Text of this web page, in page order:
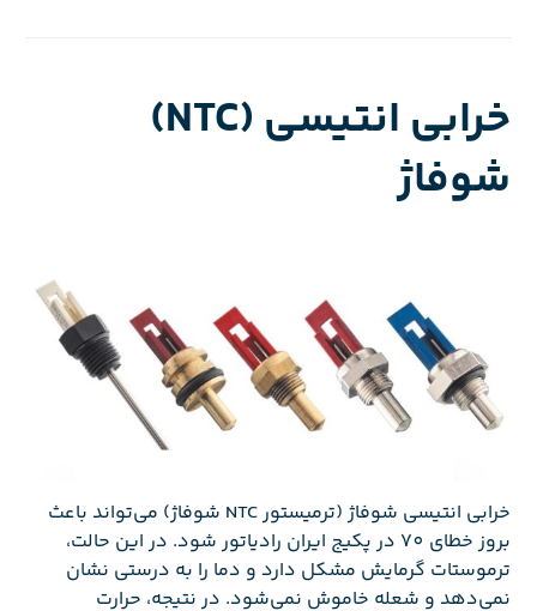
خرابی انتیسی (NTC)
شوفاژ
خرابی انتیسی شوفاژ (ترمیستور NTC شوفاژ) می‌تواند باعث
بروز خطای 70 در پکیج ایران رادیاتور شود. در این حالت،
ترموستات گرمایش مشکل دارد و دما را به درستی نشان
نمی‌دهد و شعله خاموش نمی‌شود. در نتیجه، حرارت